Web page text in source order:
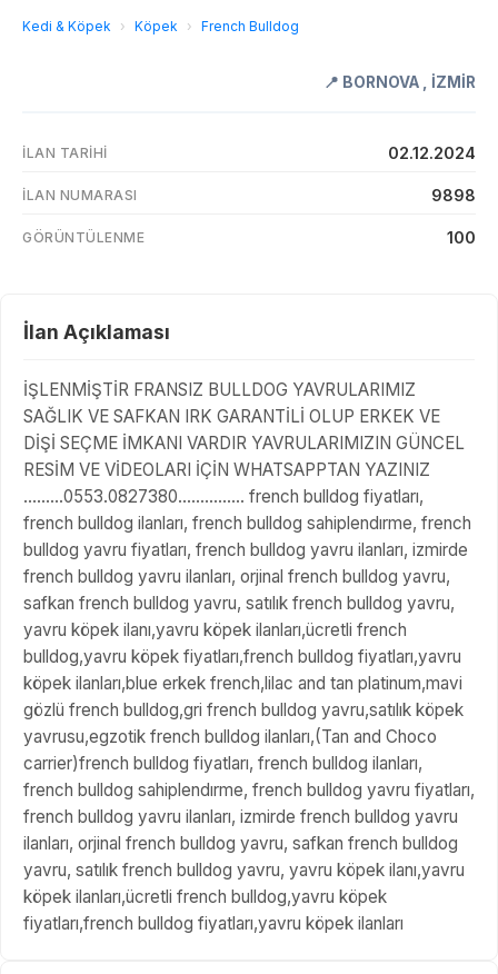
Kedi & Köpek › Köpek › French Bulldog
📍 BORNOVA İZMİR
İLAN TARIHI 02.12.2024
İLAN NUMARASI 9898
GÖRÜNTÜLENME 100
İlan Açıklaması
İŞLENMİŞTİR FRANSIZ BULLDOG YAVRULARIMIZ
SAĞLIK VE SAFKAN IRK GARANTİLİ OLUP ERKEK VE
DİŞİ SEÇME İMKANI VARDIR YAVRULARIMIZIN GÜNCEL
RESİM VE VİDEOLARI İÇİN WHATSAPPTAN YAZINIZ
.........0553.0827380............... french bulldog fiyatları,
french bulldog ilanları, french bulldog sahiplendırme, french
bulldog yavru fiyatları, french bulldog yavru ilanları, izmirde
french bulldog yavru ilanları, orjinal french bulldog yavru,
safkan french bulldog yavru, satılık french bulldog yavru,
yavru köpek ilanı,yavru köpek ilanları,ücretli french
bulldog,yavru köpek fiyatları,french bulldog fiyatları,yavru
köpek ilanları,blue erkek french,lilac and tan platinum,mavi
gözlü french bulldog,gri french bulldog yavru,satılık köpek
yavrusu,egzotik french bulldog ilanları,(Tan and Choco
carrier)french bulldog fiyatları, french bulldog ilanları,
french bulldog sahiplendırme, french bulldog yavru fiyatları,
french bulldog yavru ilanları, izmirde french bulldog yavru
ilanları, orjinal french bulldog yavru, safkan french bulldog
yavru, satılık french bulldog yavru, yavru köpek ilanı,yavru
köpek ilanları,ücretli french bulldog,yavru köpek
fiyatları,french bulldog fiyatları,yavru köpek ilanları